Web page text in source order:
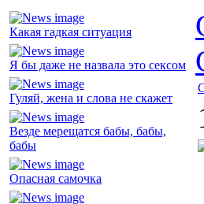
Какая гадкая ситуация
Я бы даже не назвала это сексом
Гуляй, жена и слова не скажет
Везде мерещатся бабы, бабы,
бабы
Опасная самочка